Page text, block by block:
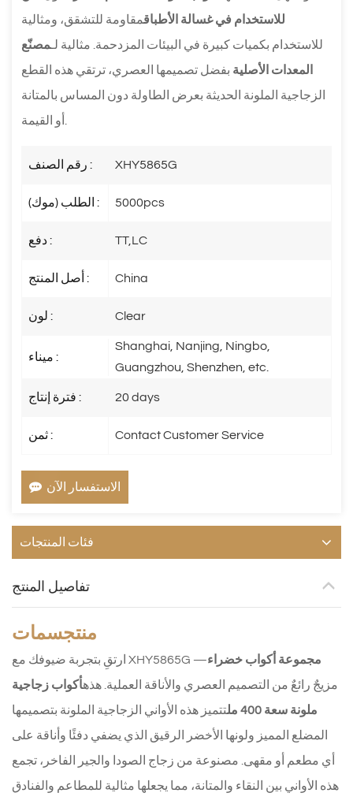
للاستخدام في غسالة الأطباقمقاومة للتشقق، ومثالية
للاستخدام بكميات كبيرة في البيئات المزدحمة. مثالية لـمصنّع
المعدات الأصلية بفضل تصميمها العصري، ترتقي هذه القطع
الزجاجية الملونة الحديثة بعرض الطاولة دون المساس بالمتانة
رقم الصنف : XHY5865G
الطلب (موك) : 5000pcs
دفع : TT,LC
أصل المنتج : China
لون : Clear
ميناء :
Shanghai, Nanjing, Ningbo,
Guangzhou, Shenzhen, etc.
فترة إنتاج : 20 days
ثمن : Contact Customer Service
الاستفسار الآن
فئات المنتجات
تفاصيل المنتج
منتجسمات
ارتقِ بتجربة ضيوفك مع XHY5865G مجموعة أكواب خضراء—
مزيجٌ رائعٌ من التصميم العصري والأناقة العملية. هذهأكواب زجاجية
ملونة سعة 400 مل
تتميز هذه الأواني الزجاجية الملونة بتصميمها
المضلع المميز ولونها الأخضر الرقيق الذي يضفي دفئًا وأناقة على
أي مطعم أو مقهى. مصنوعة من زجاج الصودا والجير الفاخر، تجمع
هذه الأواني بين النقاء والمتانة، مما يجعلها مثالية للمطاعم والفنادق